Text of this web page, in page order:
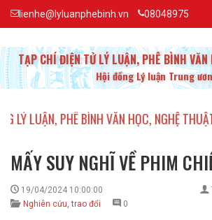
TẠP CHÍ ĐIỆN TỬ LÝ LUẬN, PHÊ BÌNH VĂN
Hội đồng Lý luận Trung
lienhe@lyluanphebinh.vn 08048975
BÌNH VĂN HỌC, NGHỆ THUẬT TRUNG
MẤY SUY NGHĨ VỀ PHIM
19/04/2024 10:00:00
Nghiên cứu, trao đổi
0